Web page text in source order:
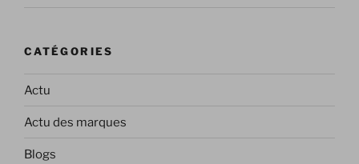
CATÉGORIES
Actu
Actu des marques
Blogs